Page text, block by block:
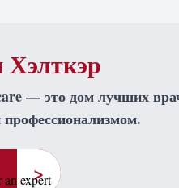
— это дом лучших
>